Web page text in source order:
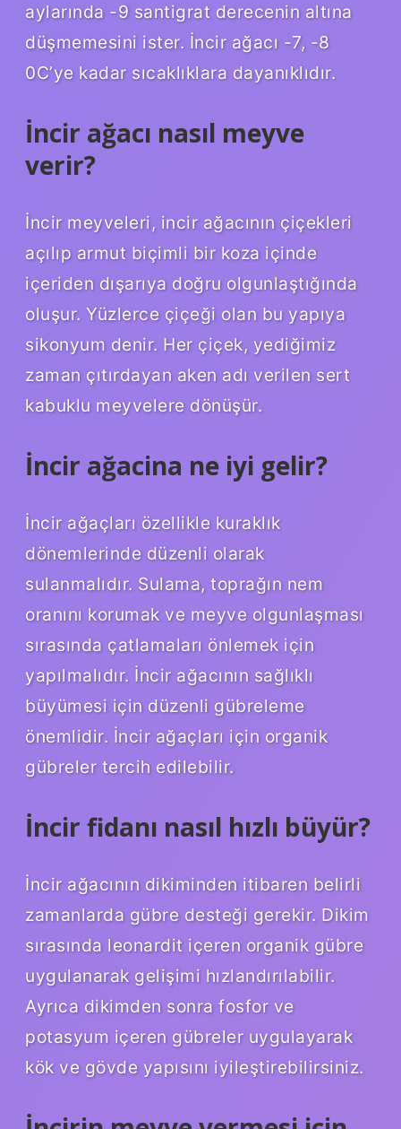
aylarında -9 santigrat derecenin altına
düşmemesini ister. İncir ağacı -7, -8
0C’ye kadar sıcaklıklara dayanıklıdır.
İncir ağacı nasıl meyve
verir?
İncir meyveleri, incir ağacının çiçekleri
açılıp armut biçimli bir koza içinde
içeriden dışarıya doğru olgunlaştığında
oluşur. Yüzlerce çiçeği olan bu yapıya
sikonyum denir. Her çiçek, yediğimiz
zaman çıtırdayan aken adı verilen sert
kabuklu meyvelere dönüşür.
İncir ağacina ne iyi gelir?
İncir ağaçları özellikle kuraklık
dönemlerinde düzenli olarak
sulanmalıdır. Sulama, toprağın nem
oranını korumak ve meyve olgunlaşması
sırasında çatlamaları önlemek için
yapılmalıdır. İncir ağacının sağlıklı
büyümesi için düzenli gübreleme
önemlidir. İncir ağaçları için organik
gübreler tercih edilebilir.
İncir fidanı nasıl hızlı büyür?
İncir ağacının dikiminden itibaren belirli
zamanlarda gübre desteği gerekir. Dikim
sırasında leonardit içeren organik gübre
uygulanarak gelişimi hızlandırılabilir.
Ayrıca dikimden sonra fosfor ve
potasyum içeren gübreler uygulayarak
kök ve gövde yapısını iyileştirebilirsiniz.